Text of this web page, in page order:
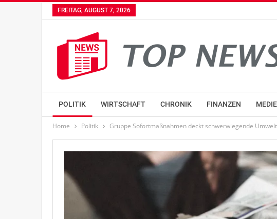
FREITAG, AUGUST 7, 2026
POLITIK WIRTSCHAFT CHRONIK FINANZEN
Home Politik Gruppe Sofortmaßnahmen deckt schwerwiegende